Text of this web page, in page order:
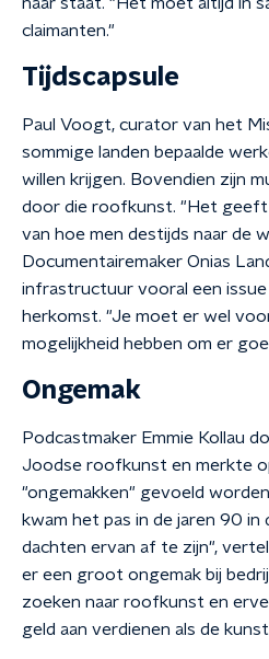
claimanten."
Tijdscapsule
Paul Voogt, curator van het
sommige landen bepaalde
willen krijgen. Bovendien zijn
door die roofkunst. "Het geeft
van hoe men destijds naar de
Documentairemaker Onias
infrastructuur vooral een issue
herkomst. "Je moet er wel
mogelijkheid hebben om er
Ongemak
Podcastmaker Emmie Kollau
Joodse roofkunst en merkte
"ongemakken" gevoeld
kwam het pas in de jaren 90 in
dachten ervan af te zijn",
er een groot ongemak bij
zoeken naar roofkunst en
geld aan verdienen als de